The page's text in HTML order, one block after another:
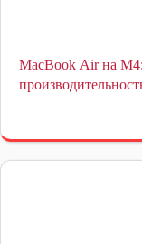
MacBook Air на